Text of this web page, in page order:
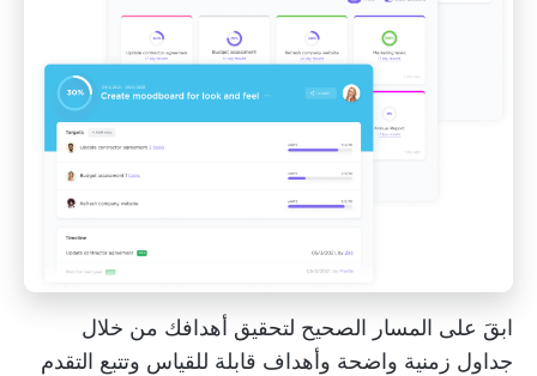
ابقَ على المسار الصحيح لتحقيق أهدافك من خلال
جداول زمنية واضحة وأهداف قابلة للقياس وتتبع التقدم